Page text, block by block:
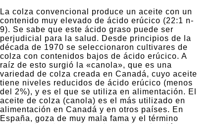
La colza convencional produce un aceite con un
contenido muy elevado de ácido erúcico (22:1 n-
9). Se sabe que este ácido graso puede ser
perjudicial para la salud. Desde principios de la
década de 1970 se seleccionaron cultivares de
colza con contenidos bajos de ácido erúcico. A
raíz de esto surgió la «canola», que es una
variedad de colza creada en Canadá, cuyo aceite
tiene niveles reducidos de ácido erúcico (menos
del 2%), y es el que se utiliza en alimentación. El
aceite de colza (canola) es el más utilizado en
alimentación en Canadá y en otros países. En
España, goza de muy mala fama y el término